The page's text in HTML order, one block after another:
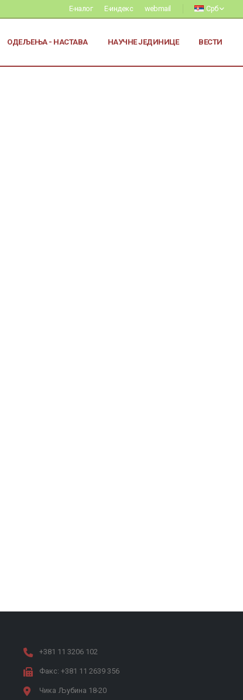
Е-налог Е-индекс webmail Срб
ОДЕЉЕЊА - НАСТАВА НАУЧНЕ ЈЕДИНИЦЕ ВЕСТИ
+381 11 3206 102
Факс: +381 11 2639 356
Чика Љубина 18-20